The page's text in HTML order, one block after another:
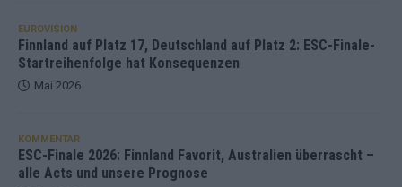
EUROVISION
Finnland auf Platz 17, Deutschland auf Platz 2: ESC-Finale-
Startreihenfolge hat Konsequenzen
Mai 2026
KOMMENTAR
ESC-Finale 2026: Finnland Favorit, Australien überrascht –
alle Acts und unsere Prognose